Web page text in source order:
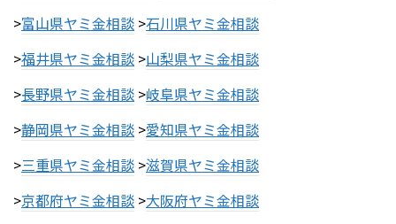
>富山県ヤミ金相談 >石川県ヤミ金相談
>福井県ヤミ金相談 >山梨県ヤミ金相談
>長野県ヤミ金相談 >岐阜県ヤミ金相談
>静岡県ヤミ金相談 >愛知県ヤミ金相談
>三重県ヤミ金相談 >滋賀県ヤミ金相談
>京都府ヤミ金相談 >大阪府ヤミ金相談